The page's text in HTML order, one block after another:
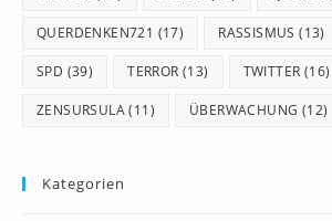
QUERDENKEN721 (17) RASSISMUS (13)
SPD (39) TERROR (13) TWITTER (16)
ZENSURSULA(11) ÜBERWACHUNG (12)
Kategorien